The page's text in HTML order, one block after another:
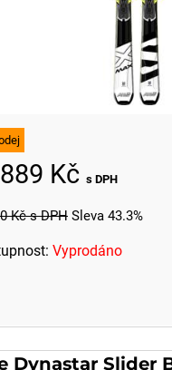
Kčs DPH
Kčs DPH Sleva 43.3%
Vyprodáno
Dynastar Slider